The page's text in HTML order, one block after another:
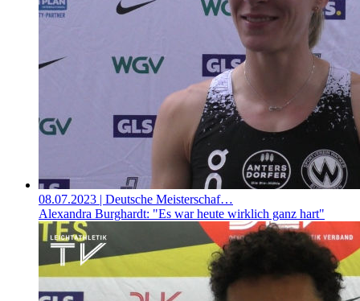
08.07.2023 | Deutsche Meisterschaf…
Alexandra Burghardt: "Es war heute wirklich ganz hart"